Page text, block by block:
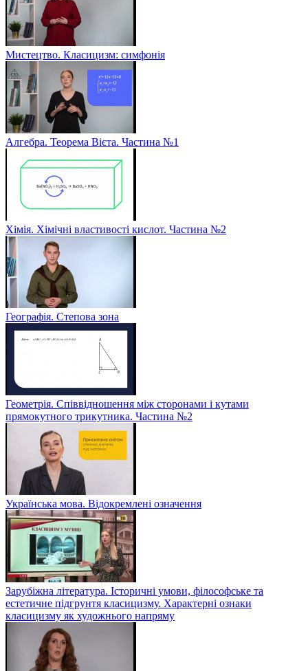
Мистецтво. Класицизм: симфонія
Алгебра. Теорема Вієта. Частина №1
Хімія. Хімічні властивості кислот. Частина №2
Географія. Степова зона
Геометрія. Співвідношення між сторонами і кутами
прямокутного трикутника. Частина №2
Українська мова. Відокремлені означення
Зарубіжна література. Історичні умови, філософське та
естетичне підгрунтя класицизму. Характерні ознаки
класицизму як художнього напряму